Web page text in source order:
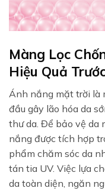
Màng Lọc
Hiệu Quả
Ánh nắng mặt trời là
đầu gây lão hóa da
thư da. Để bảo vệ da
nắng được tích hợp
phẩm chăm sóc da
tán tia UV. Việc lựa
da toàn diện, ngăn